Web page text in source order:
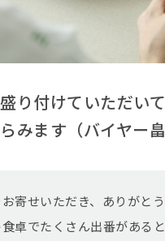
り付けていただい
みます（バイヤー畠
お寄せいただき、ありがと
卓でたくさん出番があると